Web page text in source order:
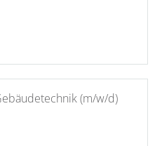
(m/w/d)